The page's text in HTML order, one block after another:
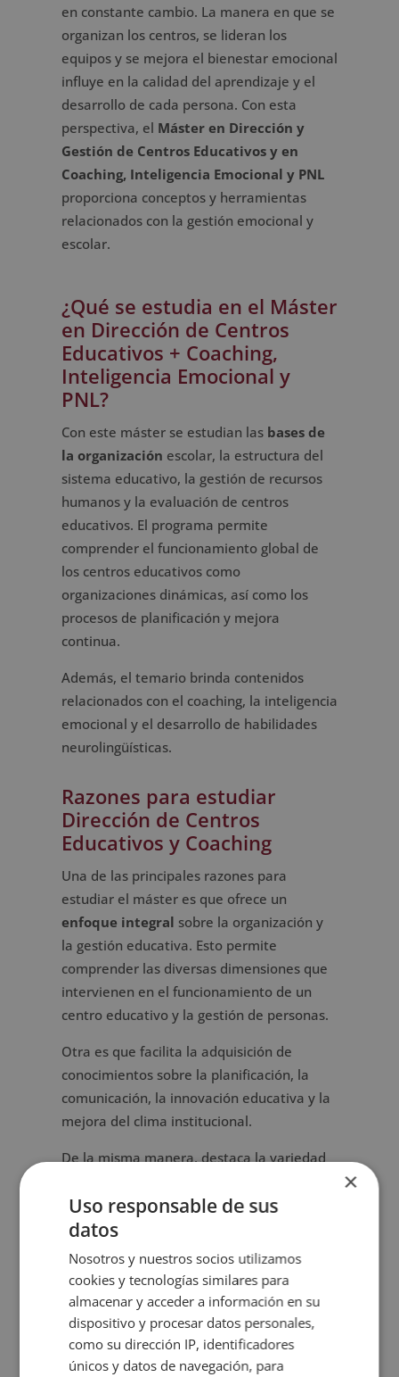
en constante cambio. La manera en que se
organizan los centros, se lideran los
equipos y se mejora el bienestar emocional
influye en la calidad del aprendizaje y el
desarrollo de cada persona. Con esta
perspectiva, el Máster en Dirección y
Gestión de Centros Educativos y en
Coaching, Inteligencia Emocional y PNL
proporciona conceptos y herramientas
relacionados con la gestión emocional y
escolar.
¿Qué se estudia en el Máster
en Dirección de Centros
Educativos + Coaching,
Inteligencia Emocional y
PNL?
Con este máster se estudian las bases de
la organización escolar, la estructura del
sistema educativo, la gestión de recursos
humanos y la evaluación de centros
educativos. El programa permite
comprender el funcionamiento global de
los centros educativos como
organizaciones dinámicas, así como los
procesos de planificación y mejora
continua.
Además, el temario brinda contenidos
relacionados con el coaching, la inteligencia
emocional y el desarrollo de habilidades
neurolingüísticas.
Razones para estudiar
Dirección de Centros
Educativos y Coaching
Una de las principales razones para
estudiar el máster es que ofrece un
enfoque integral sobre la organización y
la gestión educativa. Esto permite
comprender las diversas dimensiones que
intervienen en el funcionamiento de un
centro educativo y la gestión de personas.
Otra es que facilita la adquisición de
conocimientos sobre la planificación, la
comunicación, la innovación educativa y la
mejora del clima institucional.
De la misma manera, destaca la variedad
teórica sobre organización escolar,
evaluación educativa, liderazgo e
inteligencia emocional. Esta formación es
ideal para quienes buscan eldesarrollo
personal y organizacional.
¿A quién está dirigido?
×
Uso responsable de sus
datos
Nosotros y nuestros socios utilizamos
cookies y tecnologías similares para
almacenar y acceder a información en su
dispositivo y procesar datos personales,
como su dirección IP, identificadores
únicos y datos de navegación, para